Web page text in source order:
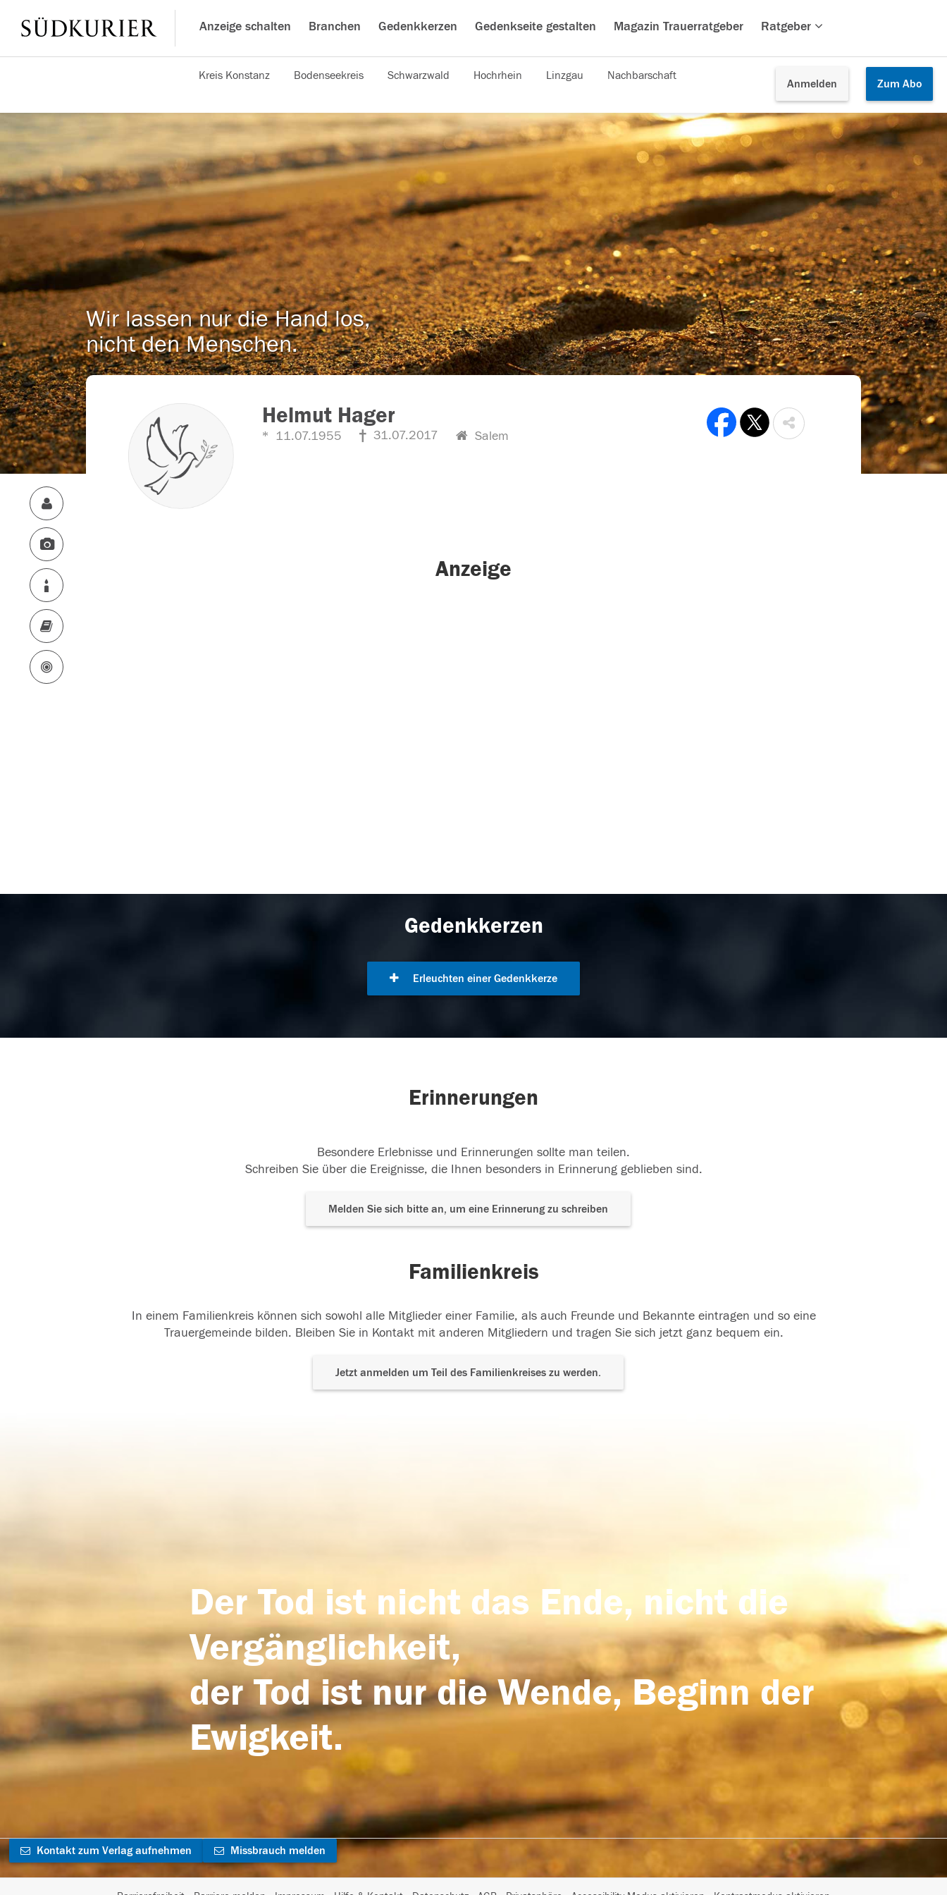
Anzeige schalten Branchen Gedenkkerzen Gedenkseite gestalten Magazin Trauerratgeber Ratgeber
Anmelden Zum Abo
Kreis Konstanz Bodenseekreis Schwarzwald Hochrhein Linzgau Nachbarschaft
Wir lassen nur die Hand los,
nicht den Menschen.
Helmut Hager
11.07.1955 31.07.2017 Salem
Anzeige
Gedenkkerzen
Erleuchten einer Gedenkkerze
Erinnerungen
Besondere Erlebnisse und Erinnerungen sollte man teilen.
Schreiben Sie über die Ereignisse, die Ihnen besonders in Erinnerung geblieben sind.
Melden Sie sich bitte an, um eine Erinnerung zu schreiben
Familienkreis
In einem Familienkreis können sich sowohl alle Mitglieder einer Familie, als auch Freunde und Bekannte eintragen und so eine
Trauergemeinde bilden. Bleiben Sie in Kontakt mit anderen Mitgliedern und tragen Sie sich jetzt ganz bequem ein.
Jetzt anmelden um Teil des Familienkreises zu werden.
Der Tod ist nicht das Ende, nicht die
Vergänglichkeit,
der Tod ist nur die Wende, Beginn der
Ewigkeit.
Kontakt zum Verlag aufnehmen Missbrauch melden